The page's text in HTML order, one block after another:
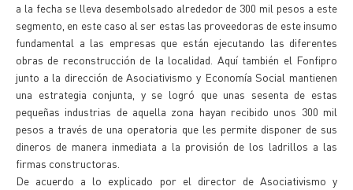
a la fecha se lleva desembolsado alrededor de 300 mil pesos a este
segmento, en este caso al ser estas las proveedoras de este insumo
fundamental a las empresas que están ejecutando las diferentes
obras de reconstrucción de la localidad. Aquí también el Fonfipro
junto a la dirección de Asociativismo y Economía Social mantienen
una estrategia conjunta, y se logró que unas sesenta de estas
pequeñas industrias de aquella zona hayan recibido unos 300 mil
pesos a través de una operatoria que les permite disponer de sus
dineros de manera inmediata a la provisión de los ladrillos a las
firmas constructoras.
De acuerdo a lo explicado por el director de Asociativismo y